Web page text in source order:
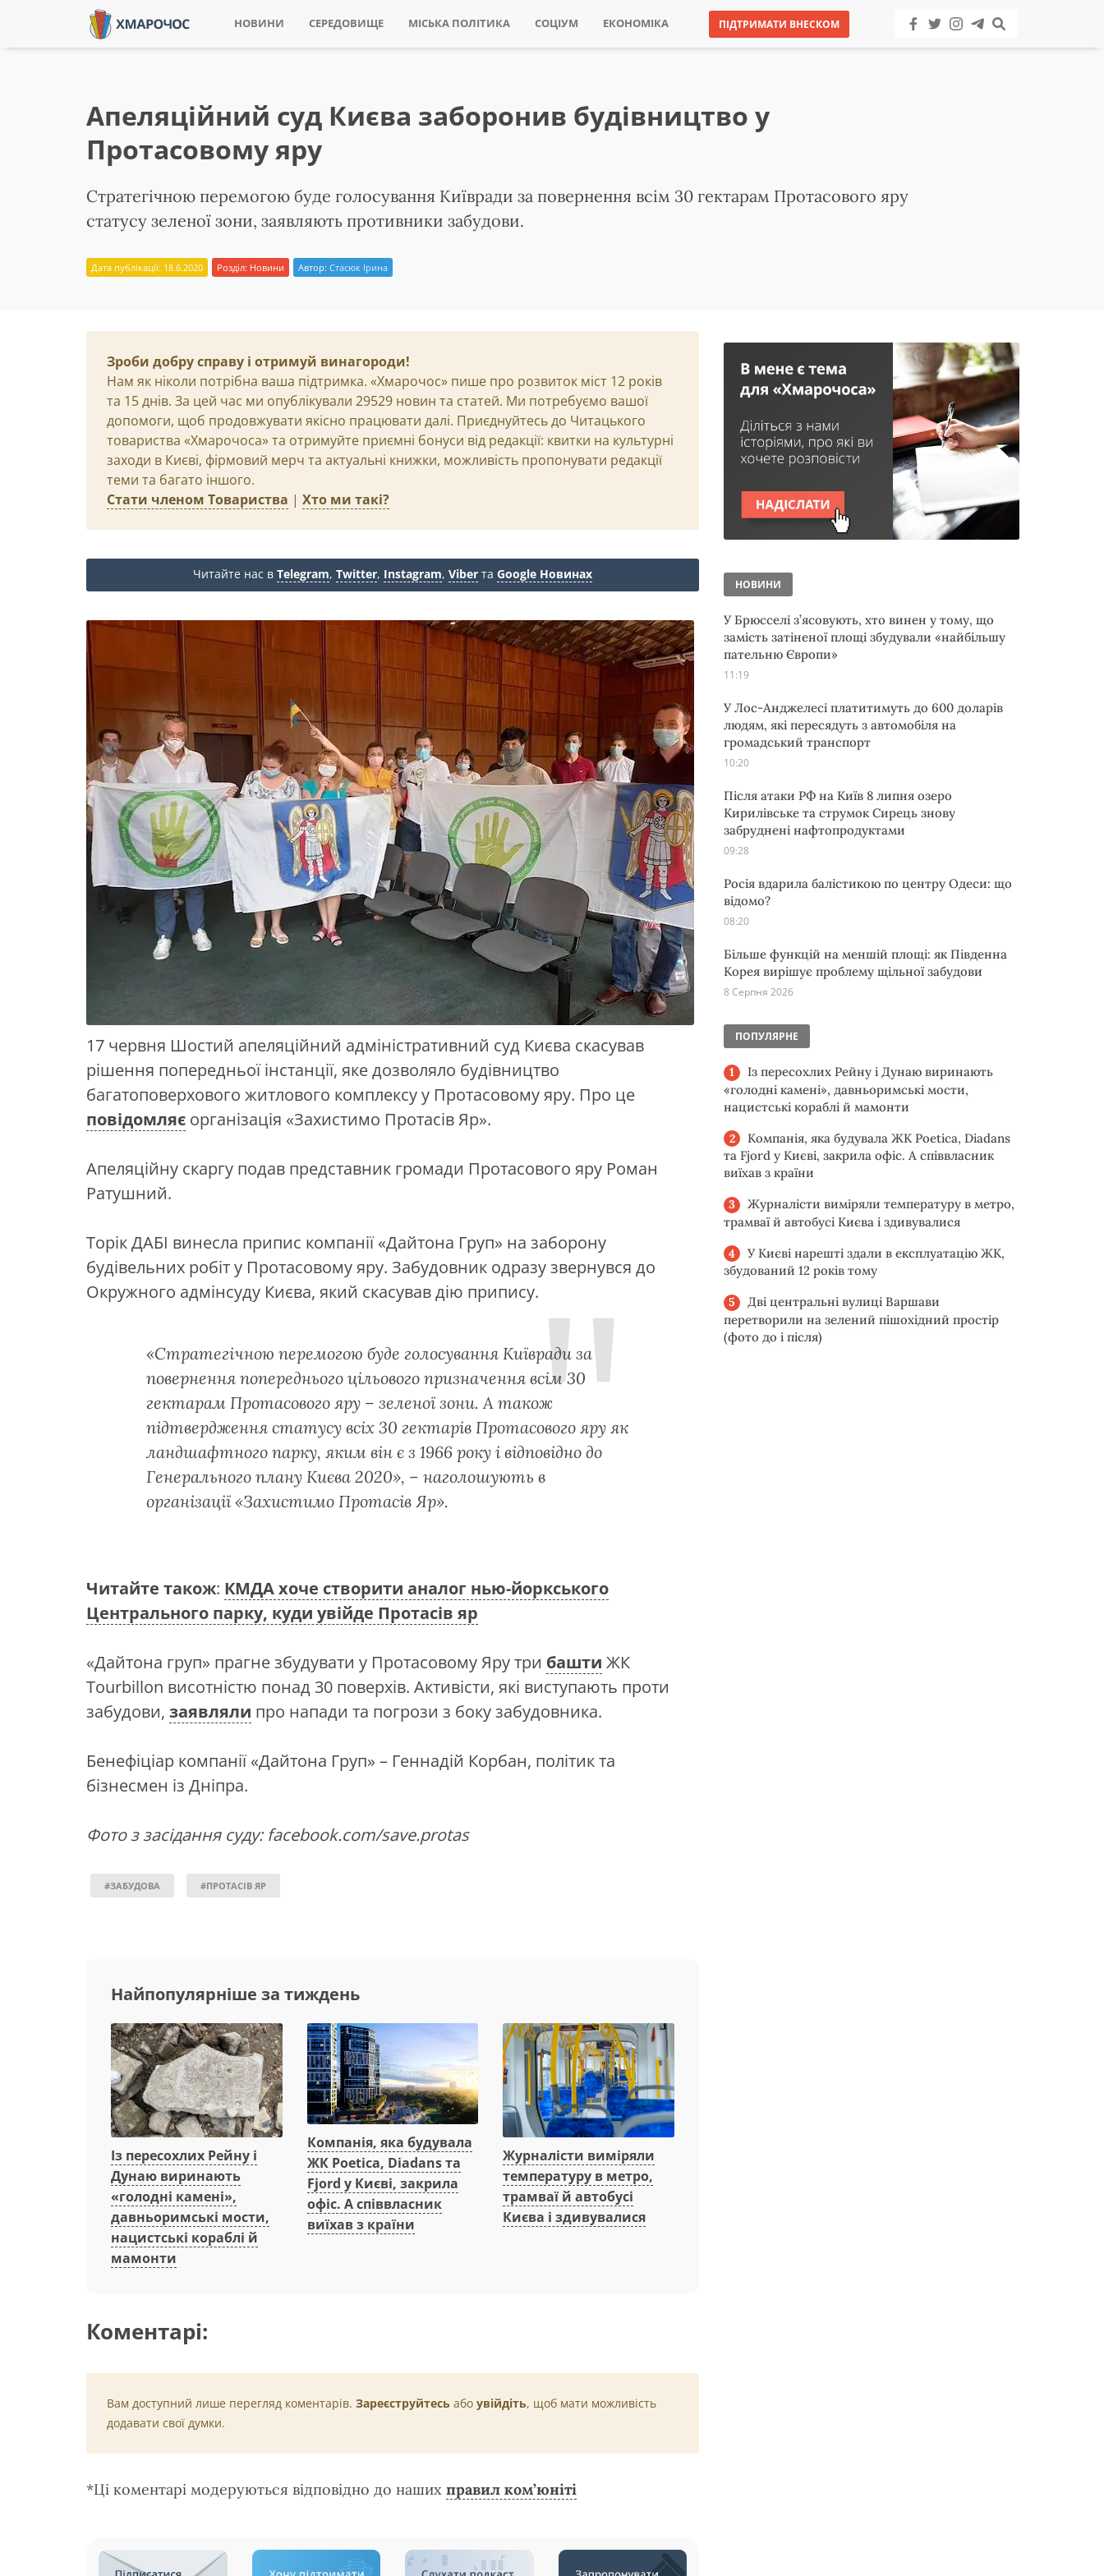
НОВИНИ СЕРЕДОВИЩЕ МІСЬКА ПОЛІТИКА СОЦІУМ ЕКОНОМІКА ПІДТРИМАТИ ВНЕСКОМ
Апеляційний суд Києва заборонив будівництво у
Протасовому яру
Стратегічною перемогою буде голосування Київради за повернення всім 30 гектарам Протасового яру
статусу зеленої зони, заявляють противники забудови.
Дата публікації: 18.6.2020 Розділ: Новини Автор: Стасюк Ірина
Зроби добру справу і отримуй винагороди!
Нам як ніколи потрібна ваша підтримка. «Хмарочос» пише про розвиток міст 12 років
та 15 днів. За цей час ми опублікували 29529 новин та статей. Ми потребуємо вашої
допомоги, щоб продовжувати якісно працювати далі. Приєднуйтесь до Читацького
товариства «Хмарочоса» та отримуйте приємні бонуси від редакції: квитки на культурні
заходи в Києві, фірмовий мерч та актуальні книжки, можливість пропонувати редакції
теми та багато іншого.
Стати членом Товариства | Хто ми такі?
Читайте нас в Telegram, Twitter, Instagram, Viber та Google Новинах
17 червня Шостий апеляційний адміністративний суд Києва скасував
рішення попередньої інстанції, яке дозволяло будівництво
багатоповерхового житлового комплексу у Протасовому яру. Про це
повідомляє організація «Захистимо Протасів Яр».
Апеляційну скаргу подав представник громади Протасового яру Роман
Ратушний.
Торік ДАБІ винесла припис компанії «Дайтона Груп» на заборону
будівельних робіт у Протасовому яру. Забудовник одразу звернувся до
Окружного адмінсуду Києва, який скасував дію припису.
«Стратегічною перемогою буде голосування Київради за
повернення попереднього цільового призначення всім 30
гектарам Протасового яру – зеленої зони. А також
підтвердження статусу всіх 30 гектарів Протасового яру як
ландшафтного парку, яким він є з 1966 року і відповідно до
Генерального плану Києва 2020», – наголошують в
організації «Захистимо Протасів Яр».
Читайте також: КМДА хоче створити аналог нью-йоркського
Центрального парку, куди увійде Протасів яр
«Дайтона груп» прагне збудувати у Протасовому Яру три башти ЖК
Tourbillon висотністю понад 30 поверхів. Активісти, які виступають проти
забудови, заявляли про напади та погрози з боку забудовника.
Бенефіціар компанії «Дайтона Груп» – Геннадій Корбан, політик та
бізнесмен із Дніпра.
Фото з засідання суду: facebook.com/save.protas
#ЗАБУДОВА #ПРОТАСІВ ЯР
Найпопулярніше за тиждень
Із пересохлих Рейну і
Дунаю виринають
«голодні камені»,
давньоримські мости,
нацистські кораблі й
мамонти
Компанія, яка будувала
ЖК Poetica, Diadans та
Fjord у Києві, закрила
офіс. А співвласник
виїхав з країни
Журналісти виміряли
температуру в метро,
трамваї й автобусі
Києва і здивувалися
Коментарі:
Вам доступний лише перегляд коментарів. Зареєструйтесь або увійдіть, щоб мати можливість
додавати свої думки.
*Ці коментарі модеруються відповідно до наших правил ком’юніті
НОВИНИ
У Брюсселі з’ясовують, хто винен у тому, що
замість затіненої площі збудували «найбільшу
пательню Європи»
11:19
У Лос-Анджелесі платитимуть до 600 доларів
людям, які пересядуть з автомобіля на
громадський транспорт
10:20
Після атаки РФ на Київ 8 липня озеро
Кирилівське та струмок Сирець знову
забруднені нафтопродуктами
09:28
Росія вдарила балістикою по центру Одеси: що
відомо?
08:20
Більше функцій на меншій площі: як Південна
Корея вирішує проблему щільної забудови
8 Серпня 2026
ПОПУЛЯРНЕ
Із пересохлих Рейну і Дунаю виринають
«голодні камені», давньоримські мости,
нацистські кораблі й мамонти
Компанія, яка будувала ЖК Poetica, Diadans
та Fjord у Києві, закрила офіс. А співвласник
виїхав з країни
Журналісти виміряли температуру в метро,
трамваї й автобусі Києва і здивувалися
У Києві нарешті здали в експлуатацію ЖК,
збудований 12 років тому
Дві центральні вулиці Варшави
перетворили на зелений пішохідний простір
(фото до і після)